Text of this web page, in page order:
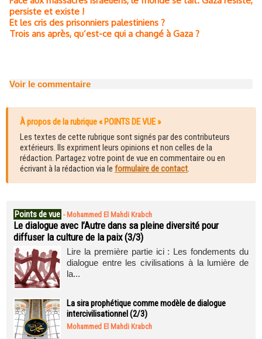
persiste et existe !
Et les cris des prisonniers palestiniens ?
Trois ans après, qu’est-ce qui a changé à Gaza ?
Voir le commentaire
À propos de la rubrique « POINTS DE VUE »
Les textes de cette rubrique sont signés par des contributeurs
extérieurs. Ils expriment leurs opinions et non celles de la
rédaction. Partagez votre point de vue en commentaire ou en
écrivant à la rédaction via le formulaire de contact.
Points de vue - Mohammed El Mahdi Krabch
Le dialogue avec l’Autre dans sa pleine diversité pour
diffuser la culture de la paix (3/3)
Lire la première partie ici : Les fondements du
dialogue entre les civilisations à la lumière de
la...
La sira prophétique comme modèle de dialogue
intercivilisationnel (2/3)
Mohammed El Mahdi Krabch